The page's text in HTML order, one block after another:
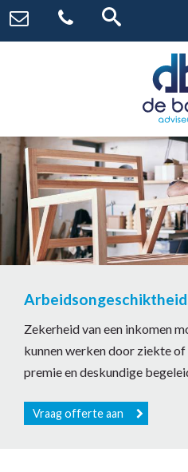
Zekerheid van een inkomen
kunnen werken door ziekte of
premie en deskundige
Vraag offerte aan